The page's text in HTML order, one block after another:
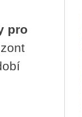
pro